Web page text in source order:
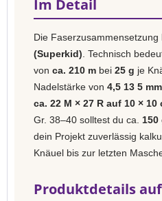
Im Detail
Die Faserzusammensetzung
(Superkid) . Technisch
von ca. 210 m bei 25 g je
Nadelstärke von 4,5 13 5 mm
ca. 22 M × 27 R auf 10 × 10
Gr. 38–40 solltest du ca. 150
dein Projekt zuverlässig
Knäuel bis zur letzten
Produktdetails